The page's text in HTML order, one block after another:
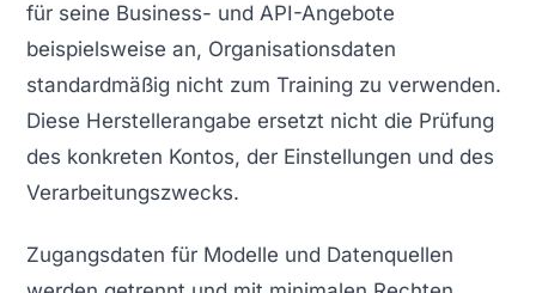
für seine Business- und API-Angebote
beispielsweise an, Organisationsdaten
standardmäßig nicht zum Training zu verwenden.
Diese Herstellerangabe ersetzt nicht die Prüfung
des konkreten Kontos, der Einstellungen und des
Verarbeitungszwecks.
Zugangsdaten für Modelle und Datenquellen